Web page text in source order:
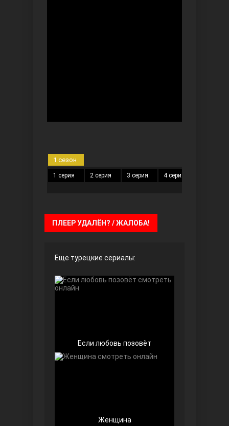
Дочь посла
1 сезон
1 серия 2 серия 3 серия 4 серия
ПЛЕЕР УДАЛЁН? / ЖАЛОБА!
Еще турецкие сериалы:
Если любовь позовёт
Женщина